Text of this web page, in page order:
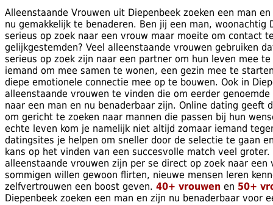
Alleenstaande Vrouwen uit Diepenbeek zoeken een man
nu gemakkelijk te benaderen. Ben jij een man, woonachtig
serieus op zoek naar een vrouw maar moeite om contact
gelijkgestemden? Veel alleenstaande vrouwen gebruiken
serieus op zoek zijn naar een partner om hun leven mee te
iemand om mee samen te wonen, een gezin mee te
diepe emotionele connectie mee op te bouwen. Ook in
alleenstaande vrouwen te vinden die om eerder
naar een man en nu benaderbaar zijn. Online dating geeft
om gericht te zoeken naar mannen die passen bij hun
echte leven kom je namelijk niet altijd zomaar iemand
datingsites je helpen om sneller door de selectie te gaan
kans op het vinden van een succesvolle match veel
alleenstaande vrouwen zijn per se direct op zoek naar een
sommigen willen gewoon flirten, nieuwe mensen leren
zelfvertrouwen een boost geven. 40+ vrouwen en 50+
Diepenbeek zoeken een man en zijn nu benaderbaar voor